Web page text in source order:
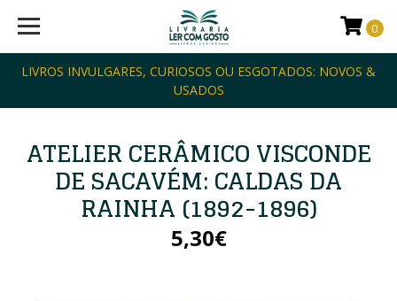
LIVROS INVULGARES, CURIOSOS OU ESGOTADOS: NOVOS &
USADOS
0
ATELIER CERÂMICO VISCONDE
DE SACAVÉM: CALDAS DA
RAINHA (1892-1896)
5,30€